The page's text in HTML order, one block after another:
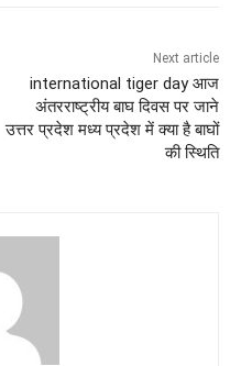
Next article
international tiger day आज
अंतरराष्ट्रीय बाघ दिवस पर जाने
उत्तर प्रदेश मध्य प्रदेश में क्या है बाघों
की स्थिति